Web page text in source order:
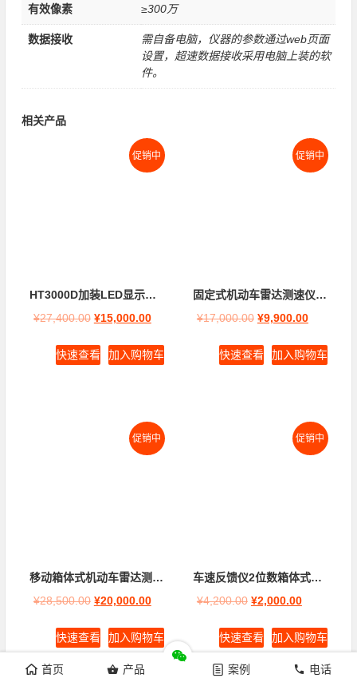
有效像素 ≥300万
数据接收
需自备电脑，仪器的参数通过web页面
设置，超速数据接收采用电脑上装的软
件。
相关产品
促销中
HT3000D加装LED显示屏(车牌点阵屏+3位数码屏)
¥27,400.00 ¥15,000.00
加入购物车
快速查看
促销中
固定式机动车雷达测速仪HT3000D(车道顶装)
¥17,000.00 ¥9,900.00
加入购物车
快速查看
促销中
¥28,500.00 ¥20,000.00
加入购物车
快速查看
促销中
车速反馈仪2位数箱体式60*130cm(市电供电)
¥4,200.00 ¥2,000.00
加入购物车
快速查看
首页 产品 案例 电话